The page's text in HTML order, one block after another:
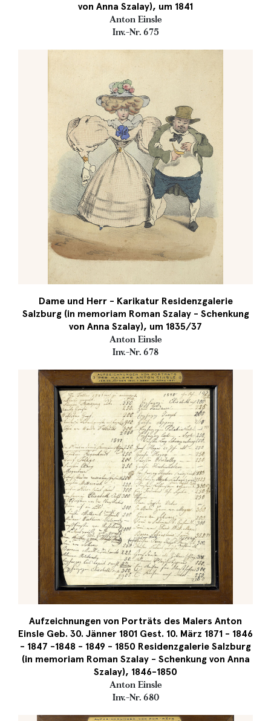
von Anna Szalay), um 1841
Anton Einsle
Inv.-Nr. 675
Dame und Herr - Karikatur Residenzgalerie
Salzburg (in memoriam Roman Szalay - Schenkung
von Anna Szalay), um 1835/37
Anton Einsle
Inv.-Nr. 678
Aufzeichnungen von Porträts des Malers Anton
Einsle Geb. 30. Jänner 1801 Gest. 10. März 1871 - 1846
- 1847 -1848 - 1849 - 1850 Residenzgalerie Salzburg
(in memoriam Roman Szalay - Schenkung von Anna
Szalay), 1846-1850
Anton Einsle
Inv.-Nr. 680